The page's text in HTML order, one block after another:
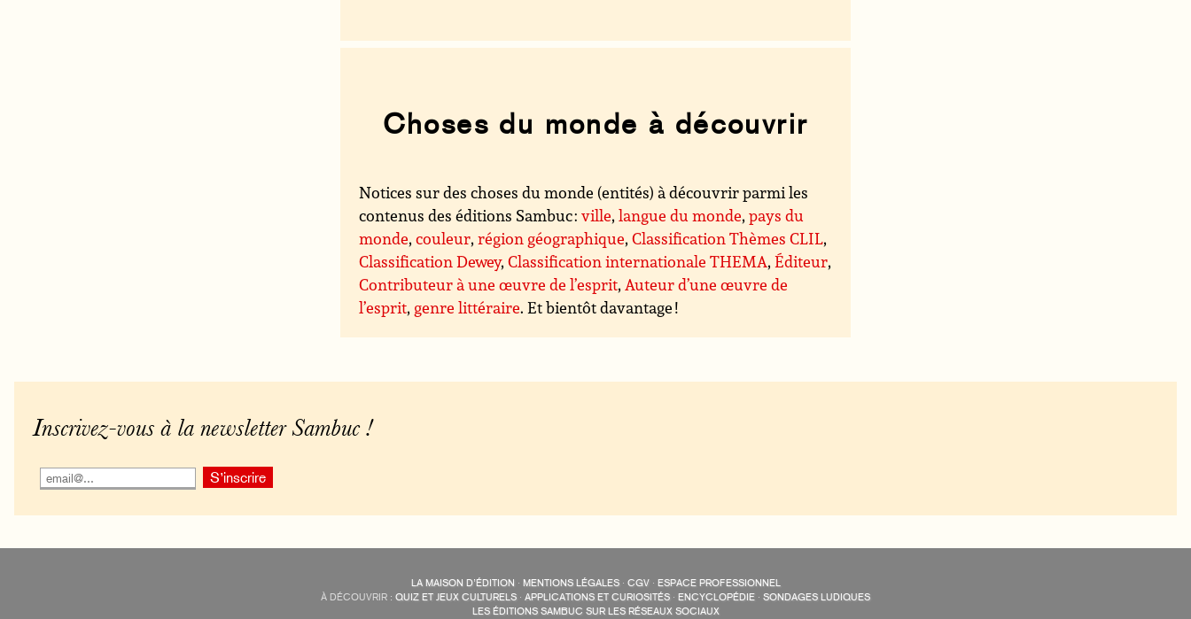
Choses du monde à découvrir
Notices sur des choses du monde (entités) à découvrir parmi les
contenus des éditions Sambuc :ville,langue du monde,pays du
monde,couleur,région géographique,Classification Thèmes CLIL,
Classification Dewey,Classification internationale THEMA,Éditeur,
Contributeur à une œuvre de l’esprit, Auteur d’une œuvre de
l’esprit, genre littéraire. Et bientôt davantage !
Inscrivez-vous à la newsletter Sambuc !
LA MAISON D’ÉDITION · MENTIONS LÉGALES· CGV· ESPACE PROFESSIONNEL
À DÉCOUVRIR : QUIZ ET JEUX CULTURELS · APPLICATIONS ET CURIOSITÉS · ENCYCLOPÉDIE · SONDAGES LUDIQUES
LES ÉDITIONS SAMBUC SUR LES RÉSEAUX SOCIAUX